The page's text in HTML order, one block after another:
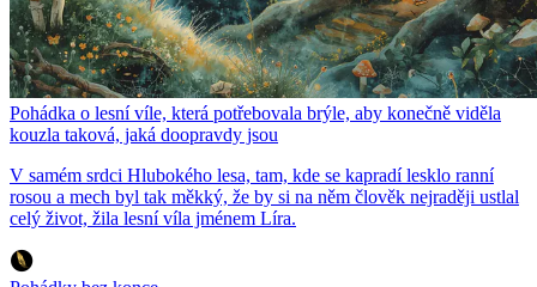
Pohádka o lesní víle, která potřebovala brýle, aby konečně viděla
kouzla taková, jaká doopravdy jsou
V samém srdci Hlubokého lesa, tam, kde se kapradí lesklo ranní
rosou a mech byl tak měkký, že by si na něm člověk nejraději ustlal
celý život, žila lesní víla jménem Líra.